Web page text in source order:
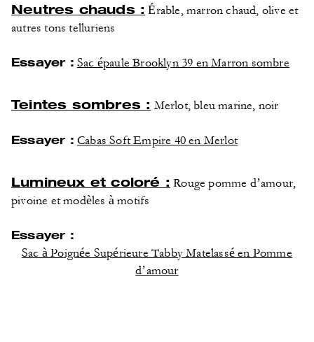
Neutres chauds : Érable, marron chaud, olive et
autres tons telluriens
Essayer : Sac épaule Brooklyn 39 en Marron sombre
Teintes sombres : Merlot, bleu marine, noir
Essayer : Cabas Soft Empire 40 en Merlot
Lumineux et coloré : Rouge pomme d’amour,
pivoine et modèles à motifs
Essayer :
Sac à Poignée Supérieure Tabby Matelassé en Pomme
d’amour